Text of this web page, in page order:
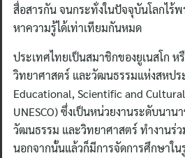
สื่อสารกัน จนกระทั่งในปัจจุบันโลกไร้
หาความรู้ได้เท่าเทียมกันหมด
ประเทศไทยเป็นสมาชิกของยูเนสโก ห
วิทยาศาสตร์ และวัฒนธรรมแห่งสหป
Educational, Scientific and
UNESCO) ซึ่งเป็นหน่วยงานระดับนาน
วัฒนธรรม และวิทยาศาสตร์ ทำงานร่ว
นอกจากนั้นแล้วก็มีการจัดการศึกษาใ